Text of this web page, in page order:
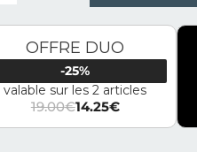
OFFRE DUO
-25%
valable sur les 2 articles
19.00€
Le prix initial était : 19.00€.
14.25€
Le prix actuel est : 14.25€.